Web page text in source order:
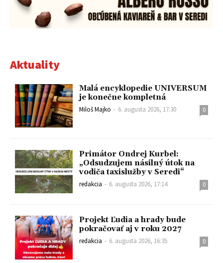
Aktuality
Malá encyklopedie UNIVERSUM
je konečne kompletná
Miloš Majko - 6. augusta 2026, 17:30 0
Primátor Ondrej Kurbel:
„Odsudzujem násilný útok na
vodiča taxislužby v Seredi“
redakcia - 6. augusta 2026, 17:14 0
Projekt Ľudia a hrady bude
pokračovať aj v roku 2027
redakcia - 6. augusta 2026, 16:35 0